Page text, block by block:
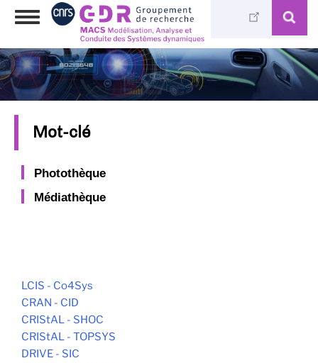
Aller
principal
Toggle
Mot-clé
Photothèque
Médiathèque
LCIS - Co4Sys
CRAN - CID
CRIStAL - SHOC
CRIStAL - TOPSYS
DRIVE - SIC